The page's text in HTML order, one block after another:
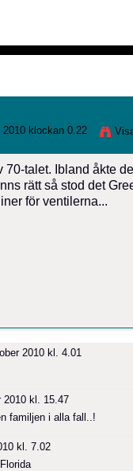
2010 klockan 0.22
talet. Ibland åkte
rätt så stod det
för ventilerna...
2010 kl. 4.01
2010 kl. 15.47
familjen i alla fall..!
kl. 7.02